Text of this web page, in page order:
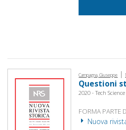
Campagna, Giuseppe |
Questioni
2020 - Tech
FORMA PARTE
Nuova